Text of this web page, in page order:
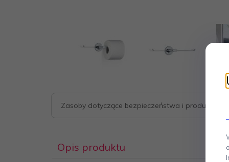
Zasoby dotyczące bezpieczeństwa i produktów
Opis produktu